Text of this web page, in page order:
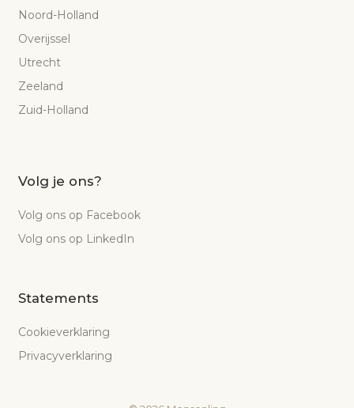
Noord-Holland
Overijssel
Utrecht
Zeeland
Zuid-Holland
Volg je ons?
Volg ons op Facebook
Volg ons op LinkedIn
Statements
Cookieverklaring
Privacyverklaring